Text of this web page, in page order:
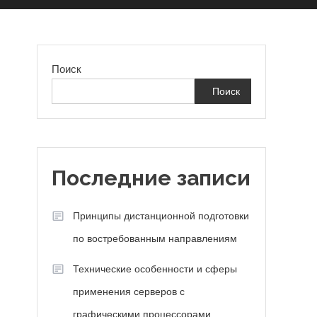
Поиск
Поиск
Последние записи
Принципы дистанционной подготовки
по востребованным направлениям
Технические особенности и сферы
применения серверов с
графическими процессорами